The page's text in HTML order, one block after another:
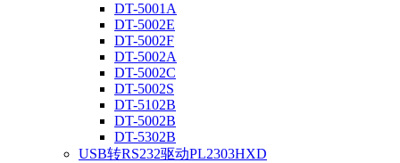
DT-5001A
DT-5002E
DT-5002F
DT-5002A
DT-5002C
DT-5002S
DT-5102B
DT-5002B
DT-5302B
USB转RS232驱动PL2303HXD